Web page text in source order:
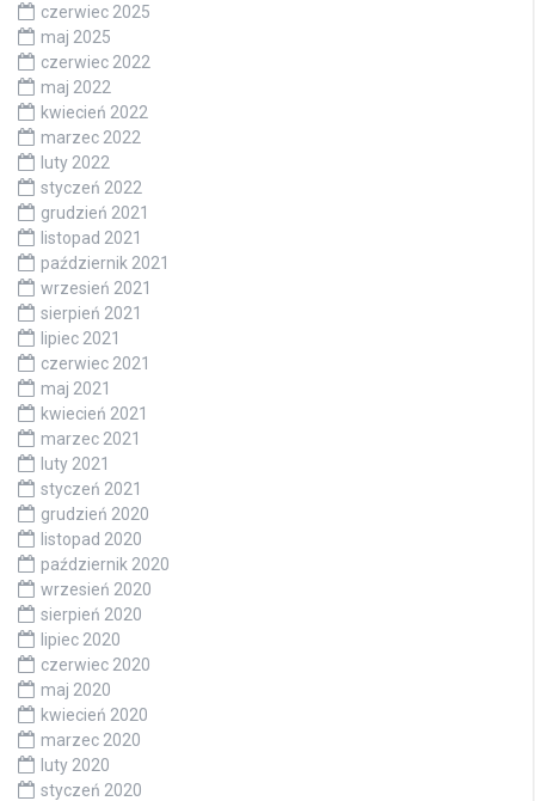
czerwiec 2025
maj 2025
czerwiec 2022
maj 2022
kwiecień 2022
marzec 2022
luty 2022
styczeń 2022
grudzień 2021
listopad 2021
październik 2021
wrzesień 2021
sierpień 2021
lipiec 2021
czerwiec 2021
maj 2021
kwiecień 2021
marzec 2021
luty 2021
styczeń 2021
grudzień 2020
listopad 2020
październik 2020
wrzesień 2020
sierpień 2020
lipiec 2020
czerwiec 2020
maj 2020
kwiecień 2020
marzec 2020
luty 2020
styczeń 2020